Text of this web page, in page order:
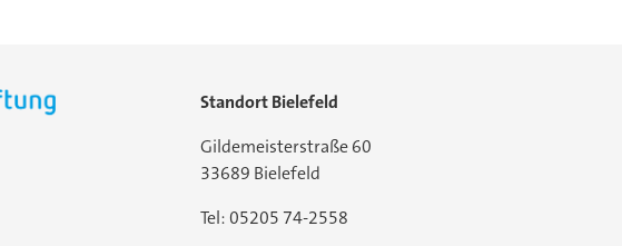
Standort Bielefeld
Gildemeisterstraße 60
33689 Bielefeld
Tel: 05205 74-2558